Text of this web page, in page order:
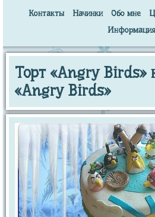
Контакты Начинки Обо мне
Информация
Торт «Angry Birds»
«Angry Birds»